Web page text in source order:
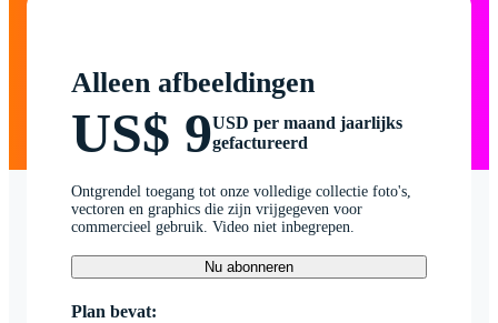
Alleen afbeeldingen
US$ 9USD per maand jaarlijks
gefactureerd
Ontgrendel toegang tot onze volledige collectie foto's,
vectoren en graphics die zijn vrijgegeven voor
commercieel gebruik. Video niet inbegrepen.
Nu abonneren
Plan bevat: